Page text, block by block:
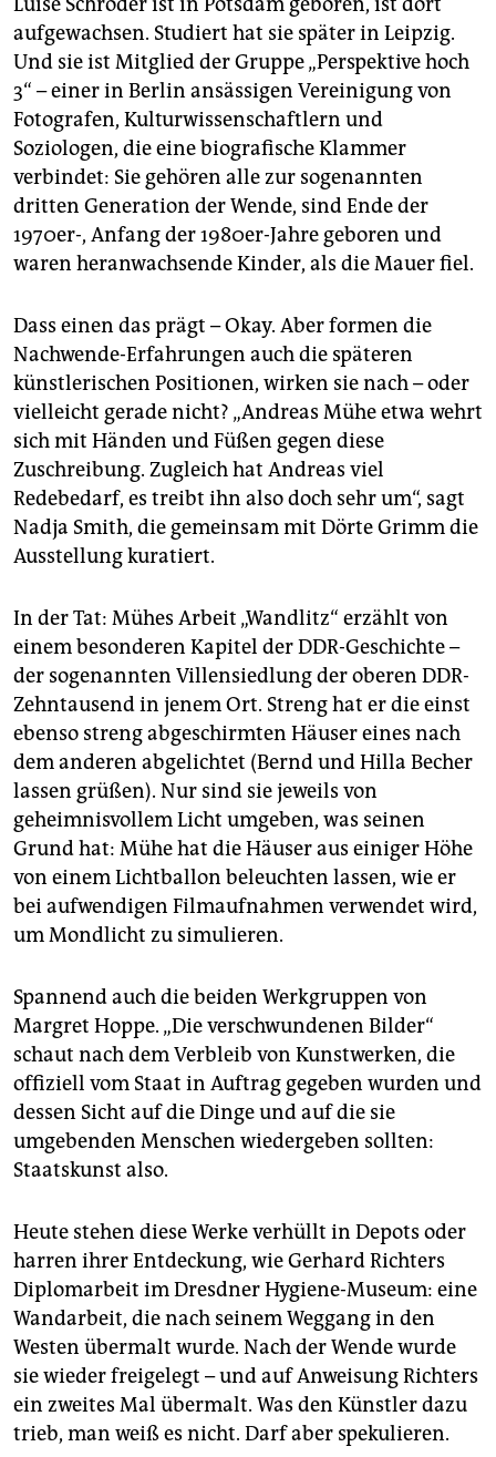
aufgewachsen. Studiert hat sie später in Leipzig.
Und sie ist Mitglied der Gruppe „Perspektive hoch
3“ – einer in Berlin ansässigen Vereinigung von
Fotografen, Kulturwissenschaftlern und
Soziologen, die eine biografische Klammer
verbindet: Sie gehören alle zur sogenannten
dritten Generation der Wende, sind Ende der
1970er-, Anfang der 1980er-Jahre geboren und
waren heranwachsende Kinder, als die Mauer fiel.
Dass einen das prägt – Okay. Aber formen die
Nachwende-Erfahrungen auch die späteren
künstlerischen Positionen, wirken sie nach – oder
vielleicht gerade nicht? „Andreas Mühe etwa wehrt
sich mit Händen und Füßen gegen diese
Zuschreibung. Zugleich hat Andreas viel
Redebedarf, es treibt ihn also doch sehr um“, sagt
Nadja Smith, die gemeinsam mit Dörte Grimm die
Ausstellung kuratiert.
In der Tat: Mühes Arbeit „Wandlitz“ erzählt von
einem besonderen Kapitel der DDR-Geschichte –
der sogenannten Villensiedlung der oberen DDR-
Zehntausend in jenem Ort. Streng hat er die einst
ebenso streng abgeschirmten Häuser eines nach
dem anderen abgelichtet (Bernd und Hilla Becher
lassen grüßen). Nur sind sie jeweils von
geheimnisvollem Licht umgeben, was seinen
Grund hat: Mühe hat die Häuser aus einiger Höhe
von einem Lichtballon beleuchten lassen, wie er
bei aufwendigen Filmaufnahmen verwendet wird,
um Mondlicht zu simulieren.
Spannend auch die beiden Werkgruppen von
Margret Hoppe. „Die verschwundenen Bilder“
schaut nach dem Verbleib von Kunstwerken, die
offiziell vom Staat in Auftrag gegeben wurden und
dessen Sicht auf die Dinge und auf die sie
umgebenden Menschen wiedergeben sollten:
Staatskunst also.
Heute stehen diese Werke verhüllt in Depots oder
harren ihrer Entdeckung, wie Gerhard Richters
Diplomarbeit im Dresdner Hygiene-Museum: eine
Wandarbeit, die nach seinem Weggang in den
Westen übermalt wurde. Nach der Wende wurde
sie wieder freigelegt – und auf Anweisung Richters
ein zweites Mal übermalt. Was den Künstler dazu
trieb, man weiß es nicht. Darf aber spekulieren.